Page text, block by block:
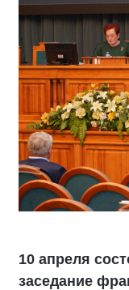
10 апреля
заседание